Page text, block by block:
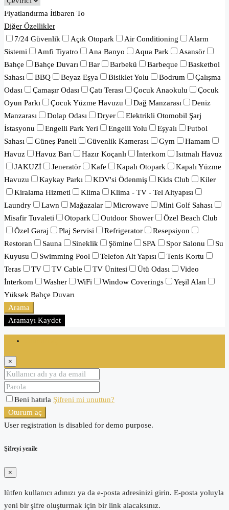
Fiyatlandırma İtibaren To
Diğer Özellikler
7/24 Güvenlik
Açık Otopark Air Conditioning
Alarm
Sistemi
Amfi Tiyatro Ana Banyo Aqua Park
Asansör
Bahçe
Bahçe Duvarı Bar Barbekü Barbeque
Basketbol
Sahası
BBQ Beyaz Eşya Bisiklet Yolu Bodrum
Çalışma
Odası
Çamaşır Odası Çatı Terası Çocuk Anaokulu
Çocuk
Oyun Parkı
Çocuk Yüzme Havuzu Dağ Manzarası
Deniz
Manzarası
Dolap Odası Dryer
Elektrikli Otomobil Şarj
İstasyonu
Engelli Park Yeri Engelli Yolu Eşyalı
Futbol
Sahası
Güneş Paneli Güvenlik Kamerası Gym
Hamam
Havuz
Havuz Barı Hazır Koçanlı İnterkom
Isıtmalı Havuz
JAKUZİ
Jeneratör Kafe Kapalı Otopark
Kapalı Yüzme
Havuzu
Kaykay Parkı KDV'si Ödenmiş Kids Club
Kiler
Kiralama Hizmeti
Klima
Klima - TV - Tel Altyapısı
Laundry
Lawn Mağazalar Microwave
Mini Golf Sahası
Misafir Tuvaleti
Otopark Outdoor Shower
Özel Beach Club
Özel Garaj
Plaj Servisi Refrigerator
Resepsiyon
Restoran
Sauna Sineklik Şömine SPA Spor Salonu
Su
Kuyusu
Swimming Pool Telefon Alt Yapısı
Tenis Kortu
Teras
TV TV Cable TV Ünitesi Ütü Odası
Video
İnterkom
Washer WiFi Window Coverings
Yeşil Alan
Yüksek Bahçe Duvarı
Arama
Aramayı Kaydet
×
Beni hatırla Şifreni mi unuttun?
Oturum aç
User registration is disabled for demo purpose.
Şifreyi yenile
×
lütfen kullanıcı adınızı ya da e-posta adresinizi girin. E-posta yoluyla
yeni bir şifre oluşturmak için bir link alacaksınız.